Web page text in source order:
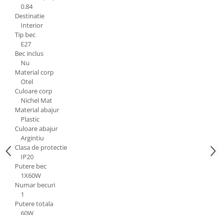
Aparataj Modular
Bticino Living NOW
Bticino AXOLUTE AIR
Gama Gewiss System
Gama Matix Bticino
Legrand Mosaic
Doze de Pardoseala
Doze de Pardoseala Universale
Incara Legrand
Iluminat Interior
Aplice - Plafoniere
Spoturi LED
Panouri LED
Lampi de Birou
Lampadare
0.84
Destinatie
Interior
Tip bec
E27
Bec inclus
Nu
Material corp
Otel
Culoare corp
Nichel Mat
Material abajur
Plastic
Culoare abajur
Argintiu
Clasa de protectie
IP20
Putere bec
1X60W
Numar becuri
1
Putere totala
60W